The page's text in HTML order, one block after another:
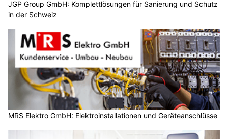
JGP Group GmbH: Komplettlösungen für Sanierung und Schutz
in der Schweiz
MRS Elektro GmbH: Elektroinstallationen und Geräteanschlüsse